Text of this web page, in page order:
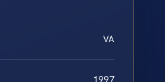
VA